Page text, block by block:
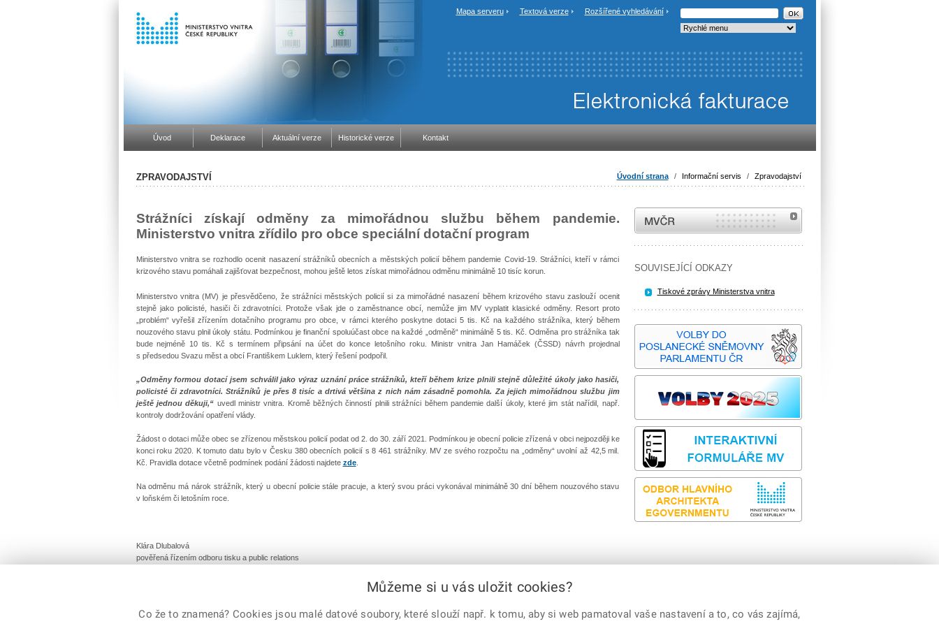
Mapa serveru Textová verze Rozšířené vyhledávání
Úvod Deklarace Aktuální verze Historické verze Kontakt
Úvodní strana / Informační servis / Zpravodajství
ZPRAVODAJSTVÍ
Strážníci získají odměny za mimořádnou službu během pandemie.
Ministerstvo vnitra zřídilo pro obce speciální dotační program
Ministerstvo vnitra se rozhodlo ocenit nasazení strážníků obecních a městských policií během pandemie Covid-19. Strážníci, kteří v rámci
krizového stavu pomáhali zajišťovat bezpečnost, mohou ještě letos získat mimořádnou odměnu minimálně 10 tisíc korun.
Ministerstvo vnitra (MV) je přesvědčeno, že strážníci městských policií si za mimořádné nasazení během krizového stavu zaslouží ocenit
stejně jako policisté, hasiči či zdravotníci. Protože však jde o zaměstnance obcí, nemůže jim MV vyplatit klasické odměny. Resort proto
„problém“ vyřešil zřízením dotačního programu pro obce, v rámci kterého poskytne dotaci 5 tis. Kč na každého strážníka, který během
nouzového stavu plnil úkoly státu. Podmínkou je finanční spoluúčast obce na každé „odměně“ minimálně 5 tis. Kč. Odměna pro strážníka tak
bude nejméně 10 tis. Kč s termínem připsání na účet do konce letošního roku. Ministr vnitra Jan Hamáček (ČSSD) návrh projednal
s předsedou Svazu měst a obcí Františkem Luklem, který řešení podpořil.
„Odměny formou dotací jsem schválil jako výraz uznání práce strážníků, kteří během krize plnili stejně důležité úkoly jako hasiči,
policisté či zdravotníci. Strážníků je přes 8 tisíc a drtivá většina z nich nám zásadně pomohla. Za jejich mimořádnou službu jim
ještě jednou děkuji,“ uvedl ministr vnitra. Kromě běžných činností plnili strážníci během pandemie další úkoly, které jim stát nařídil, např.
kontroly dodržování opatření vlády.
Žádost o dotaci může obec se zřízenou městskou policií podat od 2. do 30. září 2021. Podmínkou je obecní policie zřízená v obci nejpozději ke
konci roku 2020. K tomuto datu bylo v Česku 380 obecních policií s 8 461 strážníky. MV ze svého rozpočtu na „odměny“ uvolní až 42,5 mil.
Kč. Pravidla dotace včetně podmínek podání žádosti najdete zde.
Na odměnu má nárok strážník, který u obecní policie stále pracuje, a který svou práci vykonával minimálně 30 dní během nouzového stavu
v loňském či letošním roce.
Klára Dlubalová
pověřená řízením odboru tisku a public relations
Corp.
MVČR
SOUVISEJÍCÍ ODKAZY
Tiskové zprávy Ministerstva vnitra
Můžeme si u vás uložit cookies?
Co že to znamená? Cookies jsou malé datové soubory, které slouží např. k tomu, aby si web pamatoval vaše nastavení a to, co vás zajímá,